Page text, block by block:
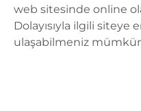
web sitesinde online
Dolayısıyla ilgili siteye
ulaşabilmeniz